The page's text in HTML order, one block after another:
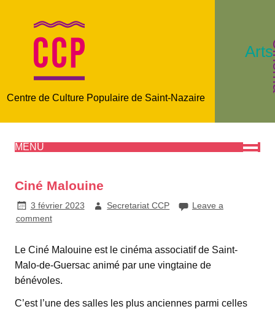
Centre de Culture Populaire de Saint-Nazaire
MENU
Ciné Malouine
3 février 2023 Secretariat CCP
Leave a
comment
Le Ciné Malouine est le cinéma associatif de Saint-
Malo-de-Guersac animé par une vingtaine de
bénévoles.
C’est l’une des salles les plus anciennes parmi celles